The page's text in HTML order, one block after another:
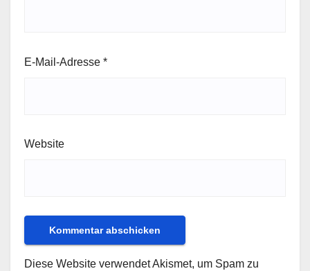
E-Mail-Adresse *
Website
Diese Website verwendet Akismet, um Spam zu